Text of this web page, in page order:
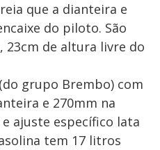
que a dianteira e
do piloto. São
23cm de altura livre do
grupo Brembo) com
e 270mm na
ajuste específico lata
tem 17 litros